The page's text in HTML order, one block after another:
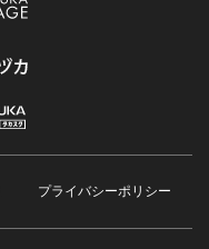
プライバシーポリシー